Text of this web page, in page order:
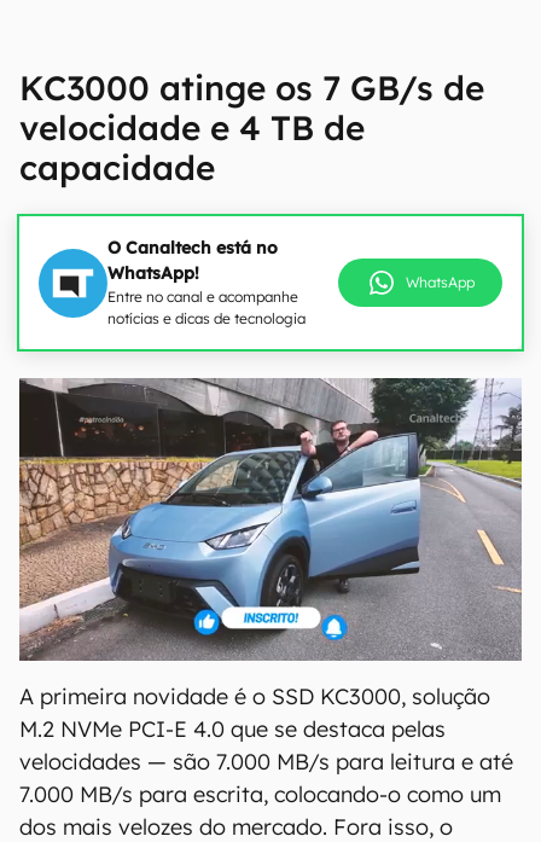
KC3000 atinge os 7 GB/s de
velocidade e 4 TB de
capacidade
O Canaltech está no
WhatsApp!
Entre no canal e acompanhe
notícias e dicas de tecnologia
WhatsApp
A primeira novidade é o SSD KC3000, solução
M.2 NVMe PCI-E 4.0 que se destaca pelas
velocidades — são 7.000 MB/s para leitura e até
7.000 MB/s para escrita, colocando-o como um
dos mais velozes do mercado. Fora isso, o